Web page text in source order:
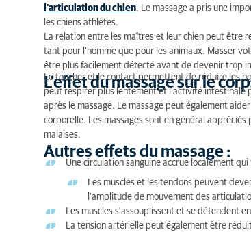
L'effet du massage sur le corps
Autres effets du massage :
Dans quels cas le massage est-il
Quand faut-il éviter les massages ?
Comment se passe le massage ?
Souvenez-vous
l'articulation du chien. Le massage a pris une
les chiens athlètes.
La relation entre les maîtres et leur chien peut être
tant pour l'homme que pour les animaux. Masser
être plus facilement détecté avant de devenir trop
L'effet du massage sur le
Le toucher et le contact permettent de réduire les
peut respirer plus lentement et l'activité intestinale
après le massage. Le massage peut également
corporelle. Les massages sont en général
malaises.
Autres effets du massage :
Une circulation sanguine accrue localement
Les muscles et les tendons peuvent
l'amplitude de mouvement des
Les muscles s'assouplissent et se détendent
La tension artérielle peut également être